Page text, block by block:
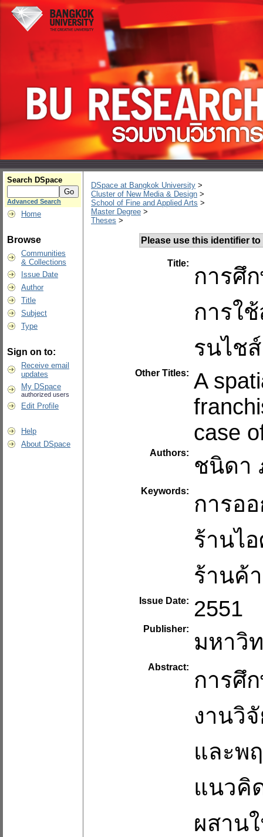
Search DSpace
Advanced Search
Home
Browse
Communities
& Collections
Issue Date
Author
Title
Subject
Type
Sign on to:
Receive email
updates
My DSpace
authorized users
Edit Profile
Help
About DSpace
DSpace at Bangkok University >
Cluster of New Media & Design >
School of Fine and Applied Arts >
Master Degree >
Theses >
Please use this identifier
Title:
การศึ
การใ
รนไช
Other Titles: A
case
Authors:
ชนิดา
Keywords:
การอ
ร้านไ
ร้านค้
Issue Date: 2551
Publisher:
มหาวิ
Abstract:
การศึ
งานวิ
และพ
แนวคิ
ผสาน